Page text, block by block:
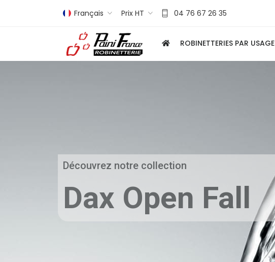
Français Prix HT 04 76 67 26 35
ROBINETTERIES PAR USAGE
Découvrez notre collection
Dax Open Fall